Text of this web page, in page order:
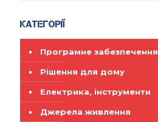
Категорії
Програмне забезпечення
Рішення для дому
Електрика, інструменти
Джерела живлення